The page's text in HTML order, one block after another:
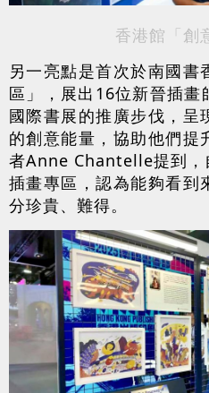
香港館「創
另一亮點是首次於南國書
區」，展出16位新晉插畫
國際書展的推廣步伐，呈
的創意能量，協助他們提
者Anne Chantelle提到，
插畫專區，認為能夠看到
分珍貴、難得。